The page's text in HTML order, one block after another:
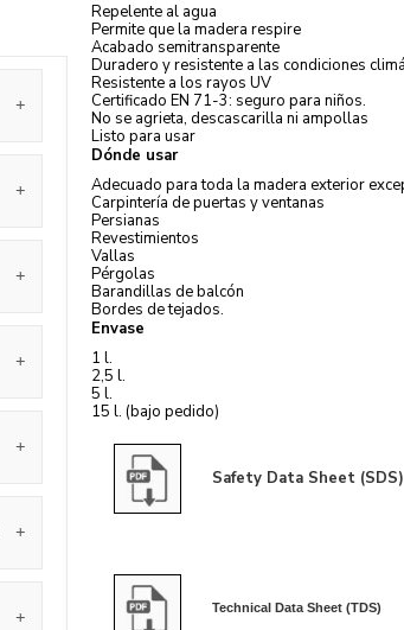
Repelente al agua
Permite que la madera respire
Acabado semitransparente
Duradero y resistente a las condiciones
Resistente a los rayos UV
Certificado EN 71-3: seguro para niños.
No se agrieta, descascarilla ni ampollas
Listo para usar
Dónde usar
Adecuado para toda la madera exterior
Carpintería de puertas y ventanas
Persianas
Revestimientos
Vallas
Pérgolas
Barandillas de balcón
Bordes de tejados.
Envase
1 l.
2,5 l.
5 l.
15 l. (bajo pedido)
Safety Data Sheet (SDS)
Technical Data Sheet (TDS)